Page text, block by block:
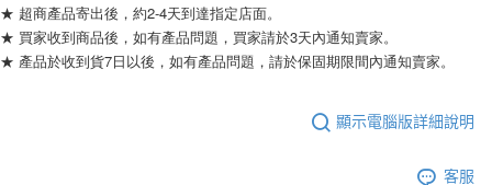
★ 超商產品寄出後，約2-4天到達指定店面。
★ 買家收到商品後，如有產品問題，買家請於3天內通知賣家。
★ 產品於收到貨7日以後，如有產品問題，請於保固期限間內通知賣家。
顯示電腦版詳細說明
客服